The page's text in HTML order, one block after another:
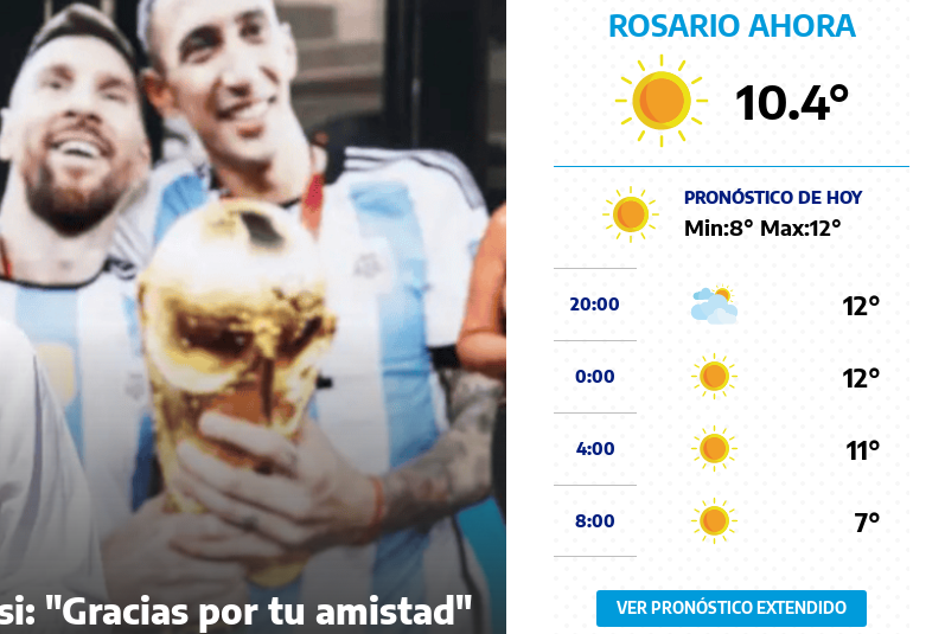
"Gracias por tu amistad"
ROSARIO AHORA
10.4°
PRONÓSTICO DE HOY
Min:8° Max:12°
20:00 12°
0:00 12°
4:00 11°
8:00 7°
VER PRONÓSTICO EXTENDIDO